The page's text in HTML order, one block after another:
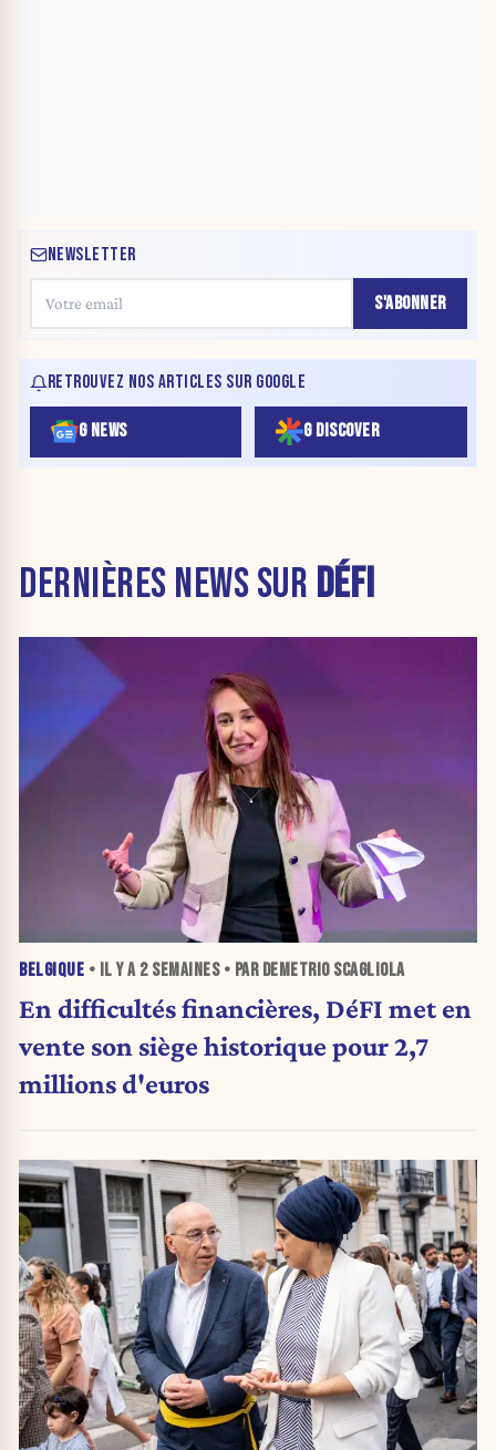
NEWSLETTER
S'ABONNER
RETROUVEZ NOS ARTICLES SUR GOOGLE
G NEWS G DISCOVER
DERNIÈRES NEWS SUR DÉFI
BELGIQUE • IL Y A 2 SEMAINES• PAR DEMETRIO SCAGLIOLA
En difficultés financières, DéFI met en
vente son siège historique pour 2,7
millions d'euros